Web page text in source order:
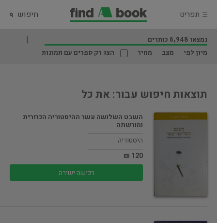
תפריט חיפוש
נמצאו 6,948 כותרים
מיון לפי
מצב מחיר הצג רק ספרים עם תמונות
תוצאות חיפוש עבור: את כל
השבט השלושה עשר ההיסטוריה הכוזרית
ומורשתה
היסטוריה
120 ₪
רכישה ישירה